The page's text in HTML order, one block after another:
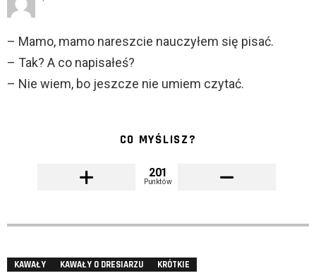
– Mamo, mamo nareszcie nauczyłem się pisać.
– Tak? A co napisałeś?
– Nie wiem, bo jeszcze nie umiem czytać.
CO MYŚLISZ?
201
Punktów
KAWAŁY KAWAŁY O DRESIARZU KRÓTKIE